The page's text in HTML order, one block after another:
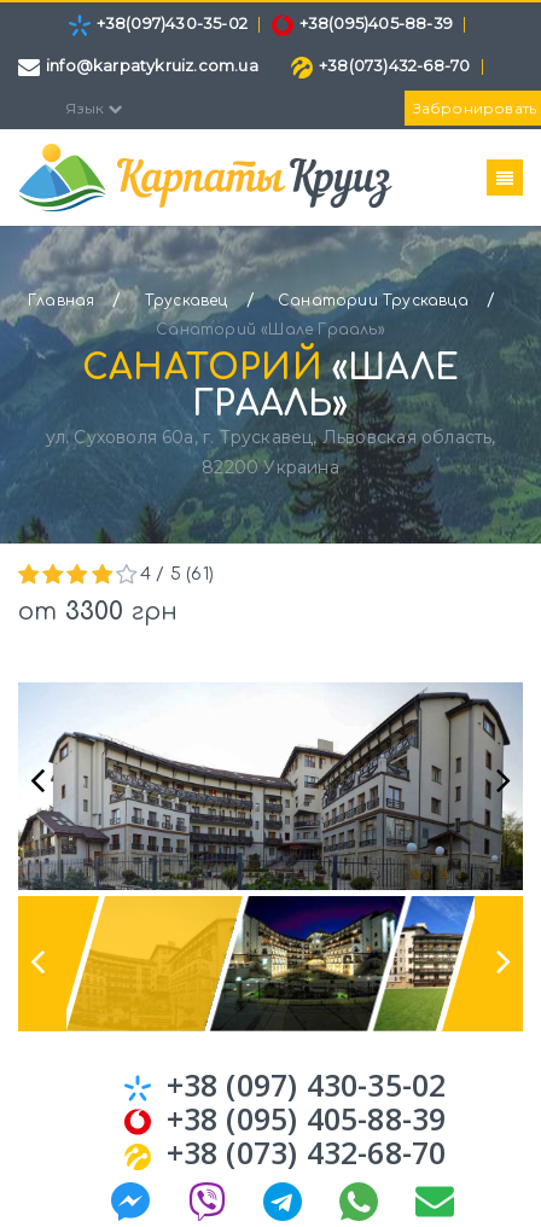
+38(097)430-35-02 | +38(095)405-88-39 |
+38(073)432-68-70 |
info@karpatykruiz.com.ua
Язык Забронировать
Главная / Трускавец / Санатории Трускавца /
Санаторий «Шале Грааль»
САНАТОРИЙ«ШАЛЕ
ГРААЛЬ»
ул. Суховоля 60а, г. Трускавец, Львовская область,
82200 Украина
4 / 5 (61)
от 3300 грн
Previous Next
+38 (097) 430-35-02
+38 (095) 405-88-39
+38 (073) 432-68-70
ПИТАНИЕ
ОТЗЫВЫ